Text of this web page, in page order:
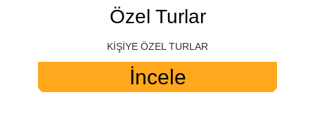
Özel Turlar
KİŞİYE ÖZEL TURLAR
İncele